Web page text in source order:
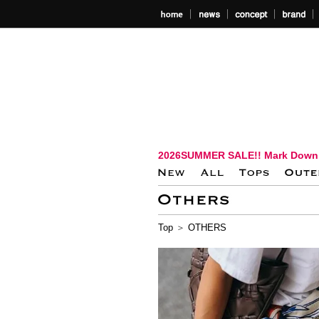
2026SUMMER SALE!! Mark
Top ＞ OTHERS